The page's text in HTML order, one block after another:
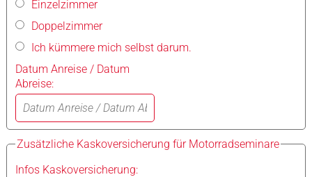
Einzelzimmer
Doppelzimmer
Ich kümmere mich selbst darum.
Datum Anreise / Datum
Abreise:
Zusätzliche Kaskoversicherung für Motorradseminare
Infos Kaskoversicherung: